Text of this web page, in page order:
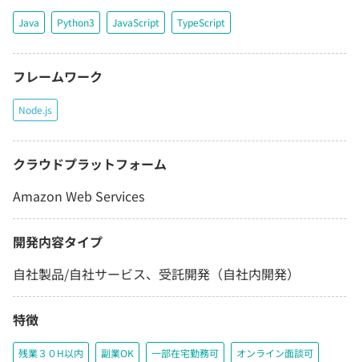
Java Python3 JavaScript TypeScript
フレームワーク
Node.js
クラウドプラットフォーム
Amazon Web Services
開発内容タイプ
自社製品/自社サービス、受託開発（自社内開発）
特徴
残業３０H以内 副業OK 一部在宅勤務可 オンライン面談可